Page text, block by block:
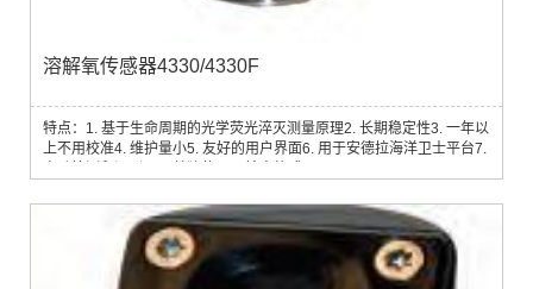
溶解氧传感器4330/4330F
特点：1. 基于生命周期的光学荧光淬灭测量原理2. 长期稳定性3. 一年以
上不用校准4. 维护量小5. 友好的用户界面6. 用于安德拉海洋卫士平台7.
究的示踪剂，对于缺氧环境，溶氧的监测至关重要，例如：1.近岸具有
藻华的浅水区域2.水产养殖3.峡湾或者其它水体交换少的区域4.倾倒矿
山或疏浚废物...